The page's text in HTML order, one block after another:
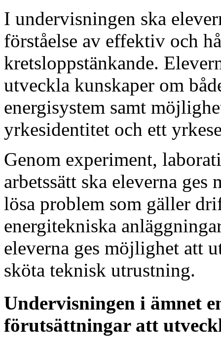
I undervisningen ska
förståelse av effektiv och
kretsloppstänkande.
utveckla kunskaper om
energisystem samt
yrkesidentitet och ett
Genom experiment,
arbetssätt ska eleverna
lösa problem som gäller
energitekniska
eleverna ges möjlighet att
sköta teknisk utrustning.
Undervisningen i ämnet
förutsättningar att